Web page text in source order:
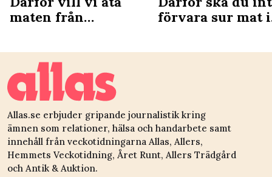
maten från
förvara sur mat i
Allas.se erbjuder gripande journalistik kring
ämnen som relationer, hälsa och handarbete samt
innehåll från veckotidningarna Allas, Allers,
Hemmets Veckotidning, Året Runt, Allers Trädgård
och Antik & Auktion.